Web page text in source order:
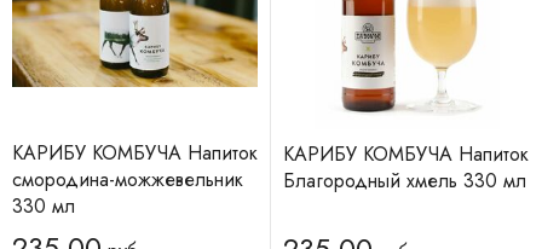
КАРИБУ КОМБУЧА Напиток
смородина-можжевельник
330 мл
КАРИБУ КОМБУЧА Напиток
Благородный хмель 330 мл